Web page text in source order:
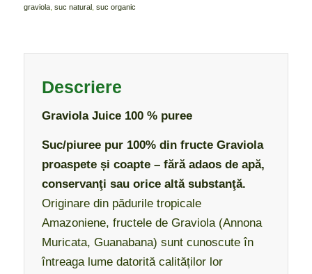
graviola, suc natural, suc organic
Descriere
Graviola Juice 100 % puree
Suc/piuree pur 100% din fructe Graviola
proaspete și coapte – fără adaos de apă,
conservanţi sau orice altă substanţă.
Originare din pădurile tropicale
Amazoniene, fructele de Graviola (Annona
Muricata, Guanabana) sunt cunoscute în
întreaga lume datorită calităților lor